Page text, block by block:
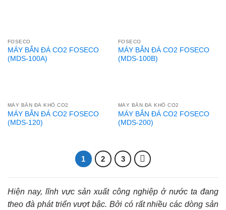
FOSECO
MÁY BẮN ĐÁ CO2 FOSECO
(MDS-100A)
FOSECO
MÁY BẮN ĐÁ CO2 FOSECO
(MDS-100B)
MÁY BẮN ĐÁ KHÔ CO2
MÁY BẮN ĐÁ CO2 FOSECO
(MDS-120)
MÁY BẮN ĐÁ KHÔ CO2
MÁY BẮN ĐÁ CO2 FOSECO
(MDS-200)
1 2 3
Hiện nay, lĩnh vực sản xuất công nghiệp ở nước ta đang
theo đà phát triển vượt bậc. Bởi có rất nhiều các dòng sản